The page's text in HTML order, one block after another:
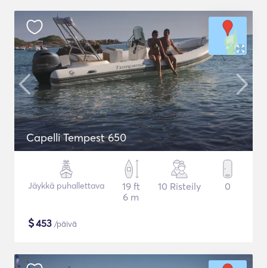
Capelli Tempest 650
Jäykkä puhallettava
19 ft
6 m
10 Risteily 0
$453 /päivä